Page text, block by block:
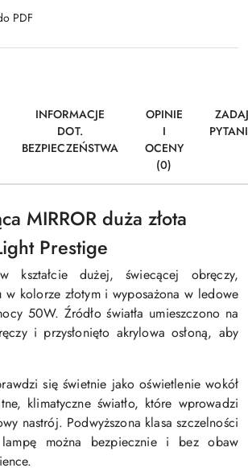
PDF
INFORMACJE
DOT.
BEZPIECZEŃSTWA
OPINIE
I
OCENY
(0)
MIRROR duża złota
Prestige
kształcie dużej, świecącej obręczy,
w kolorze złotym i wyposażona w ledowe
50W. Źródło światła umieszczono na
i przysłonięto akrylowa osłoną, aby
się świetnie jako oświetlenie wokół
klimatyczne światło, które wprowadzi
nastrój. Podwyższona klasa szczelności
można bezpiecznie i bez obaw